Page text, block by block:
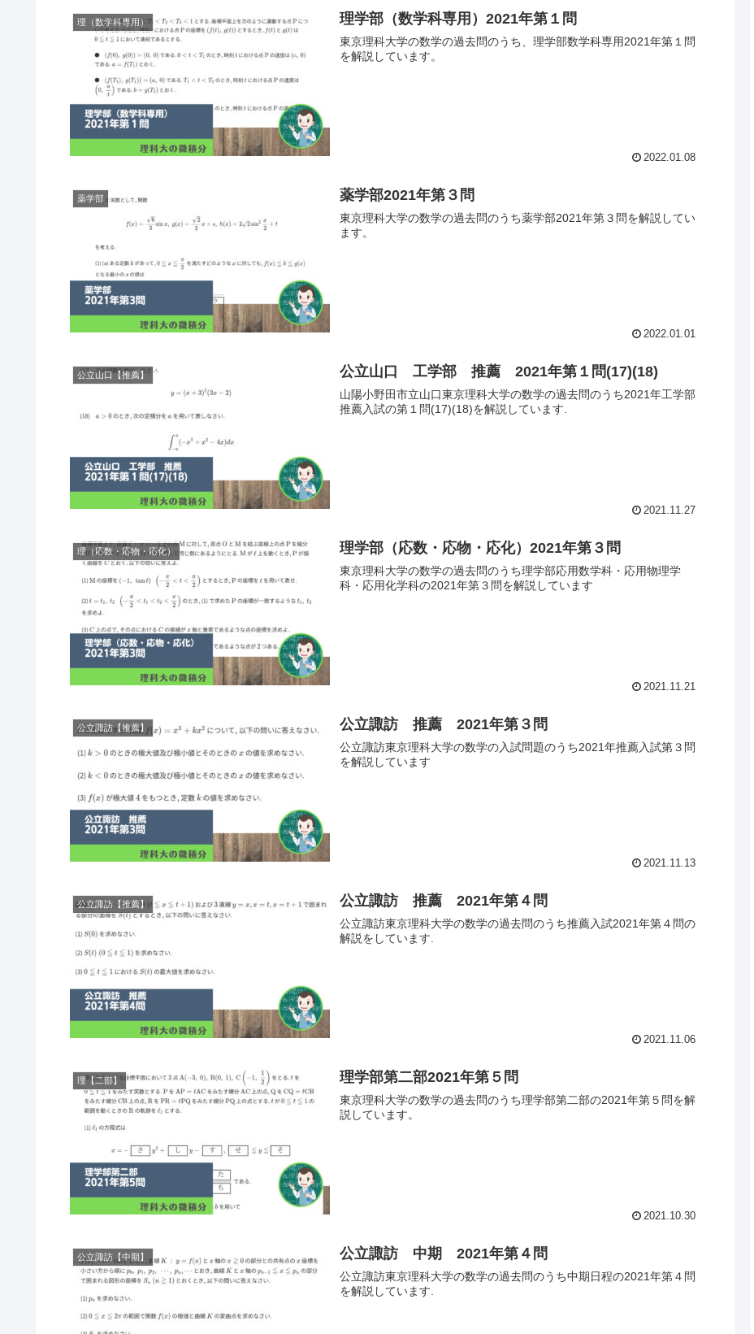
理（数学科専用） 理学部（数学科専用）2021年第１問
東京理科大学の数学の過去問のうち、理学部数学科専用2021年第１問
を解説しています。
2022.01.08
薬学部 薬学部2021年第３問
東京理科大学の数学の過去問のうち薬学部2021年第３問を解説してい
ます。
2022.01.01
公立山口【推薦】 公立山口 工学部 推薦 2021年第１問(17)(18)
山陽小野田市立山口東京理科大学の数学の過去問のうち2021年工学部
推薦入試の第１問(17)(18)を解説しています.
2021.11.27
理（応数・応物・応化） 理学部（応数・応物・応化）2021年第３問
東京理科大学の数学の過去問のうち理学部応用数学科・応用物理学
科・応用化学科の2021年第３問を解説しています
2021.11.21
公立諏訪【推薦】 公立諏訪 推薦 2021年第３問
公立諏訪東京理科大学の数学の入試問題のうち2021年推薦入試第３問
を解説しています
2021.11.13
公立諏訪【推薦】 公立諏訪 推薦 2021年第４問
公立諏訪東京理科大学の数学の過去問のうち推薦入試2021年第４問の
解説をしています.
2021.11.06
理【二部】 理学部第二部2021年第５問
東京理科大学の数学の過去問のうち理学部第二部の2021年第５問を解
説しています。
2021.10.30
公立諏訪【中期】 公立諏訪 中期 2021年第４問
公立諏訪東京理科大学の数学の過去問のうち中期日程の2021年第４問
を解説しています.